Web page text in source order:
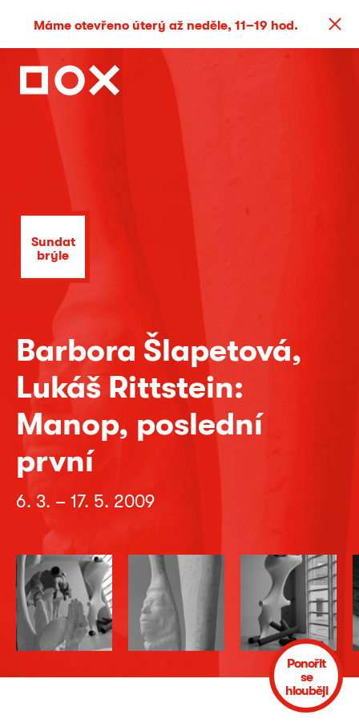
Máme otevřeno úterý až neděle, 11–19 hod.
Sundat
brýle
Barbora Šlapetová,
Lukáš Rittstein:
Manop, poslední
první
6. 3. – 17. 5. 2009
Ponořit
se
hlouběji